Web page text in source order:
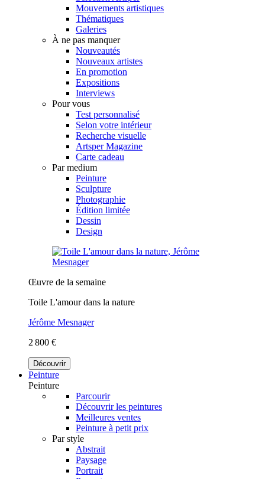
Mouvements artistiques
Thématiques
Galeries
À ne pas manquer
Nouveautés
Nouveaux artistes
En promotion
Expositions
Interviews
Pour vous
Test personnalisé
Selon votre intérieur
Recherche visuelle
Artsper Magazine
Carte cadeau
Par medium
Peinture
Sculpture
Photographie
Édition limitée
Dessin
Design
Œuvre de la semaine
Toile L'amour dans la nature
Jérôme Mesnager
2 800 €
Découvrir
Peinture
Peinture
Parcourir
Découvrir les peintures
Meilleures ventes
Peinture à petit prix
Par style
Abstrait
Paysage
Portrait